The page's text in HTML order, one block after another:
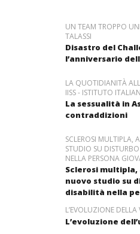
UN TEAM TROPPO
TALASSI
Disastro del
l’anniversario
LA QUOTIDIANITÀ
IISS - ISTITUTO
La sessualità in
contraddizioni
SCLEROSI MULTIPLA,
STUDIO SU
NELLA PERSONA
Sclerosi
nuovo studio su
disabilità nella
L’EVOLUZIONE
L’evoluzione